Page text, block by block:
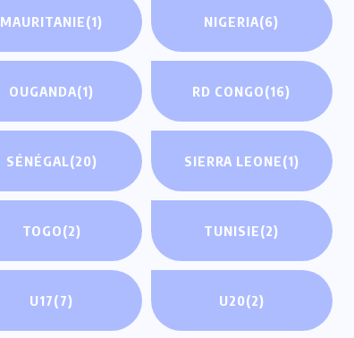
MAURITANIE(1) NIGERIA(6)
OUGANDA(1) RD CONGO(16)
SÉNÉGAL(20) SIERRA LEONE(1)
TOGO(2) TUNISIE(2)
U17(7) U20(2)